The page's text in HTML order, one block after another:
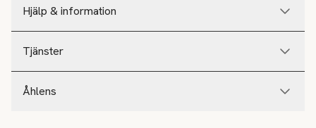
Hjälp & information
Tjänster
Åhlens